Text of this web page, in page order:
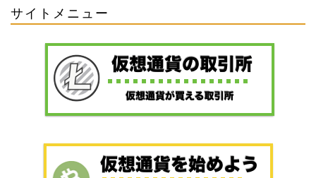
サイトメニュー